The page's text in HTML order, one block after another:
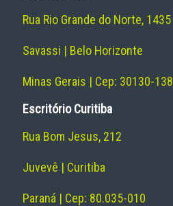
Rua Rio Grande do Norte, 1435
Savassi | Belo Horizonte
Minas Gerais | Cep: 30130-138
Escritório Curitiba
Rua Bom Jesus, 212
Juvevê | Curitiba
Paraná | Cep: 80.035-010